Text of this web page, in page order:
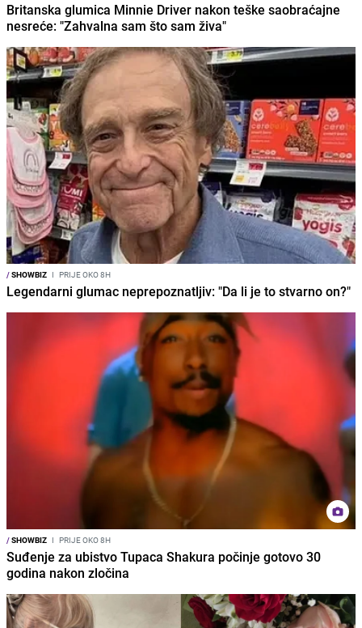
Britanska glumica Minnie Driver nakon teške saobraćajne
nesreće: "Zahvalna sam što sam živa"
/SHOWBIZ I PRIJE OKO 8H
Legendarni glumac neprepoznatljiv: "Da li je to stvarno on?"
/SHOWBIZ I PRIJE OKO 8H
Suđenje za ubistvo Tupaca Shakura počinje gotovo 30
godina nakon zločina